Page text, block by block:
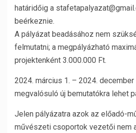
határidőig a
beérkeznie.
A pályázat beadásához nem
felmutatni; a megpályázható
projektenként 3.000.000 Ft.
2024. március 1. – 2024.
megvalósuló új bemutatókra lehet
Jelen pályázatra azok az előadó-
művészeti csoportok vezetői nem